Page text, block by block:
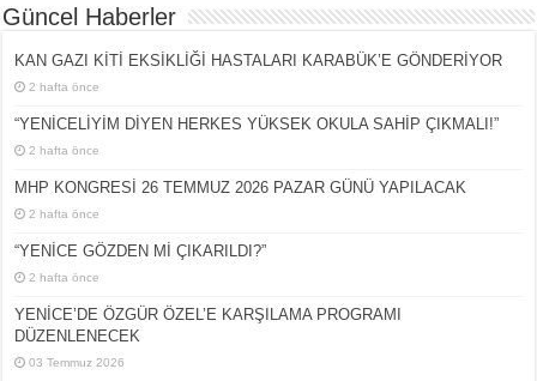
Güncel Haberler
KAN GAZI KİTİ EKSİKLİĞİ HASTALARI KARABÜK’E GÖNDERİYOR
2 hafta önce
“YENİCELİYİM DİYEN HERKES YÜKSEK OKULA SAHİP ÇIKMALI!”
2 hafta önce
MHP KONGRESİ 26 TEMMUZ 2026 PAZAR GÜNÜ YAPILACAK
2 hafta önce
“YENİCE GÖZDEN Mİ ÇIKARILDI?”
2 hafta önce
YENİCE’DE ÖZGÜR ÖZEL’E KARŞILAMA PROGRAMI
DÜZENLENECEK
03 Temmuz 2026